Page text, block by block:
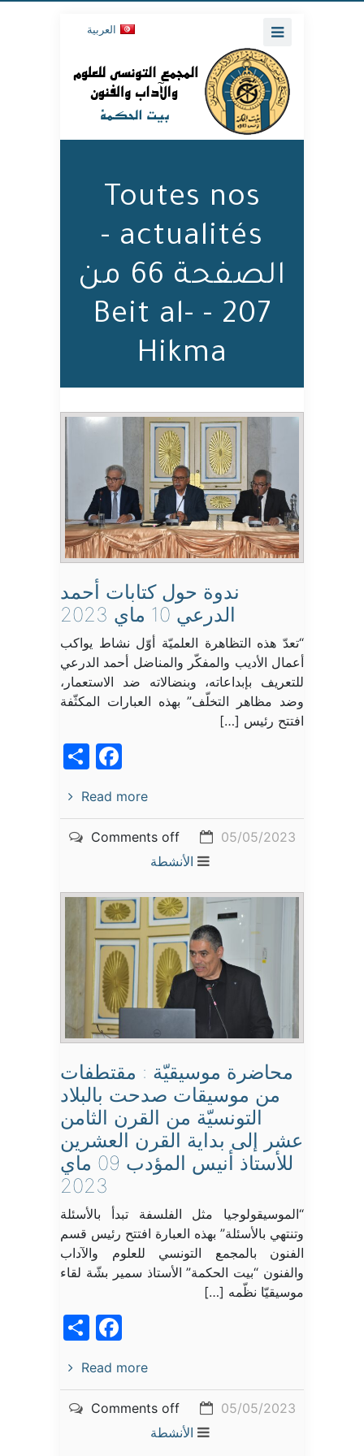
العربية
Toutes nos
actualités -
الصفحة 66 من
207 - Beit al-
Hikma
ندوة حول كتابات أحمد
الدرعي 10 ماي 2023
“تعدّ هذه التظاهرة العلميّة أوّل نشاط يواكب
أعمال الأديب والمفكّر والمناضل أحمد الدرعي
للتعريف بإبداعاته، وبنضالاته ضد الاستعمار،
وضد مظاهر التخلّف” بهذه العبارات المكثّفة
افتتح رئيس […]
Read more
05/05/2023
Comments off
الأنشطة
محاضرة موسيقيّة : مقتطفات
من موسيقات صدحت بالبلاد
التونسيّة من القرن الثامن
عشر إلى بداية القرن العشرين
للأستاذ أنيس المؤدب 09 ماي
2023
“الموسيقولوجيا مثل الفلسفة تبدأ بالأسئلة
وتنتهي بالأسئلة” بهذه العبارة افتتح رئيس قسم
الفنون بالمجمع التونسي للعلوم والآداب
والفنون “بيت الحكمة” الأستاذ سمير بشّة لقاء
موسيقيّا نظّمه […]
Read more
05/05/2023
Comments off
الأنشطة